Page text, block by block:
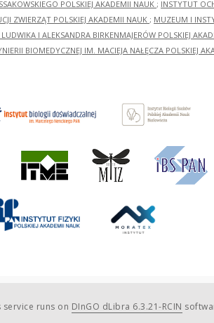
POLSKIEJ AKADEMII NAUK ; INSTYTUT
ZWIERZĄT POLSKIEJ AKADEMII NAUK ; MUZEUM I
I ALEKSANDRA BIRKENMAJERÓW POLSKIEJ
BIOMEDYCZNEJ IM. MACIEJA NAŁĘCZA POLSKIEJ
service runs on DInGO dLibra 6.3.21-RCIN